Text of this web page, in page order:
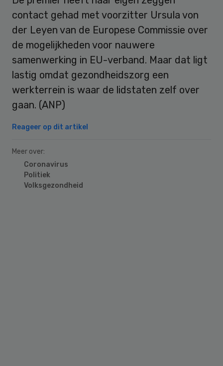
contact gehad met voorzitter Ursula von
der Leyen van de Europese Commissie over
de mogelijkheden voor nauwere
samenwerking in EU-verband. Maar dat ligt
lastig omdat gezondheidszorg een
werkterrein is waar de lidstaten zelf over
gaan. (ANP)
Reageer op dit artikel
Meer over:
Coronavirus
Politiek
Volksgezondheid